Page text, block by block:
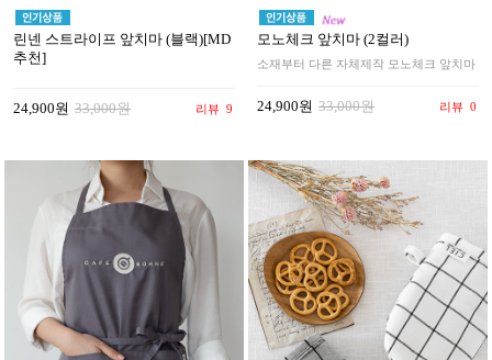
린넨 스트라이프 앞치마 (블랙)[MD
추천]
24,900원 33,000원 리뷰 9
모노체크 앞치마 (2컬러)
소재부터 다른 자체제작 모노체크 앞치마
24,900원 33,000원 리뷰 0